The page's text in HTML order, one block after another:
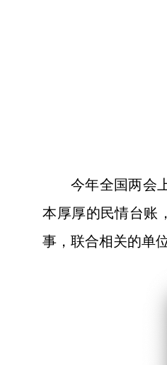
今年全国两会
本厚厚的民情台账
事，联合相关的单